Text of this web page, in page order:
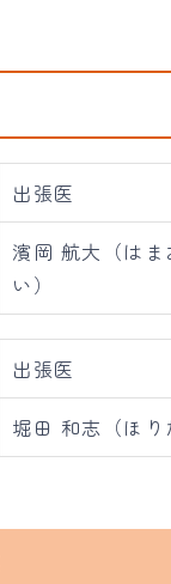
出張医
濱岡 航大（は
い）
出張医
堀田 和志（ほ